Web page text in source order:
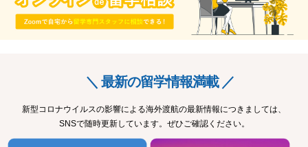
＼ 最新の留学情報満載 ／
新型コロナウイルスの影響による海外渡航の最新情報につきましては、
SNSで随時更新しています。ぜひご確認ください。